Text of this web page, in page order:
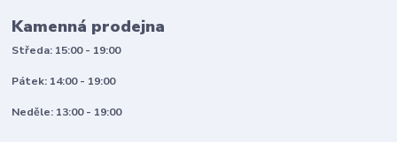
Kamenná prodejna
Středa: 15:00 - 19:00
Pátek: 14:00 - 19:00
Neděle: 13:00 - 19:00